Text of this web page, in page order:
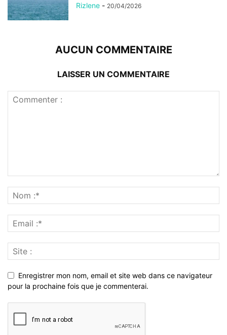
Rizlene - 20/04/2026
AUCUN COMMENTAIRE
LAISSER UN COMMENTAIRE
Enregistrer mon nom, email et site web dans ce navigateur
pour la prochaine fois que je commenterai.